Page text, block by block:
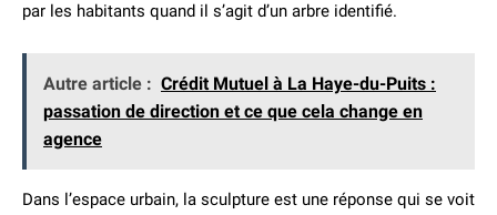
par les habitants quand il s’agit d’un arbre identifié.
Autre article : Crédit Mutuel à La Haye-du-Puits :
passation de direction et ce que cela change en
agence
Dans l’espace urbain, la sculpture est une réponse qui se voit